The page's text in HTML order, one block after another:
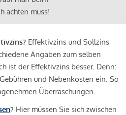
achten muss!
Effektivzins und Sollzins
Angaben zum selben
ist der Effektivzins besser. Denn:
und Nebenkosten ein. So
Überraschungen.
? Hier müssen Sie sich zwischen